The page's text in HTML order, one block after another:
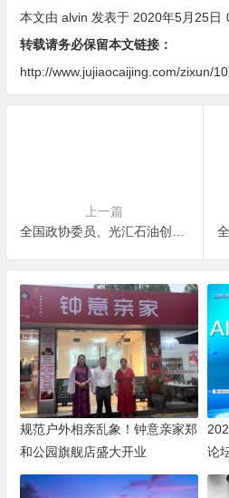
本文由 alvin 发表于 2020年5月25日
转载请务必保留本文链接：
http://www.jujiaocaijing.com/zixun/
上一篇
规范户外相亲乱象！钟意亲家郑
和公园旗舰店盛大开业
论
顺